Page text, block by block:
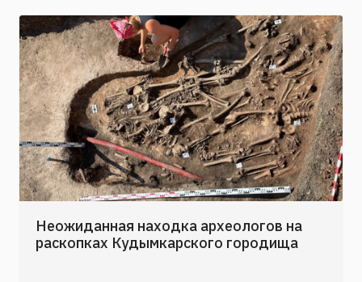
Неожиданная находка археологов на
раскопках Кудымкарского городища